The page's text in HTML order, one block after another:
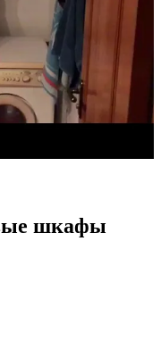
шкафы